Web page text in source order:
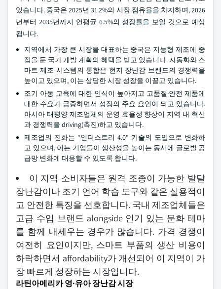
있습니다. 중국은 2025년 31.2%의 시장 점유율을 차지하며, 2026
년부터 2035년까지 연평균 6.5%의 성장률을 보일 것으로 예상
됩니다.
지역에서 가장 큰 시장을 대표하는 중국은 지능형 제조에 중
점을 둔 국가 개발 계획의 혜택을 받고 있습니다. 자동화와 스
마트 제조 시스템의 통합은 현지 장난감 브랜드의 경쟁력을
높이고 있으며, 이는 상당한 시장 성장을 이끌고 있습니다.
조기 아동 교육에 대한 인식이 높아지고 고품질·안전 제품에
대한 수요가 급증하면서 성장의 주요 요인이 되고 있습니다.
아시아 태평양 제조업체의 운영 효율성 향상이 지역 내 혁신
과 경쟁력을 driving(촉진)하고 있습니다.
제조업의 진화는 "인더스트리 4.0" 기술의 도입으로 변화하
고 있으며, 이는 기업들이 생산성을 높이는 동시에 글로벌 공
급망 변화에 대응할 수 있도록 합니다.
이 지역 소비자들은 원격 조종이 가능한 발달
장난감이나 조기 언어 학습 도구와 같은 실용적이
고 안전한 특징을 선호합니다. 국내 제조업체들은
고급 수입 브랜드 alongside 인기 있는 문화 테마
를 함께 내세우는 경우가 많습니다. 가격 경쟁이
여전히 요인이지만, 스마트 부품의 생산 비용이
하락하면서 affordability가 개선되어 이 지역이 가
장 빠르게 성장하는 시장입니다.
라틴아메리카 영·유아 장난감 시장